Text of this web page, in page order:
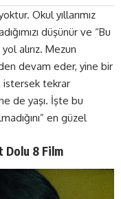
Okul yıllarımız
düşünür ve “Bu
alırız. Mezun
devam eder, yine bir
istersek tekrar
de yaşı. İşte bu
en güzel
Dolu 8 Film